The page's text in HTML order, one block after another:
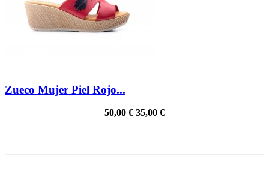
Zueco Mujer Piel Rojo...
50,00 € 35,00 €